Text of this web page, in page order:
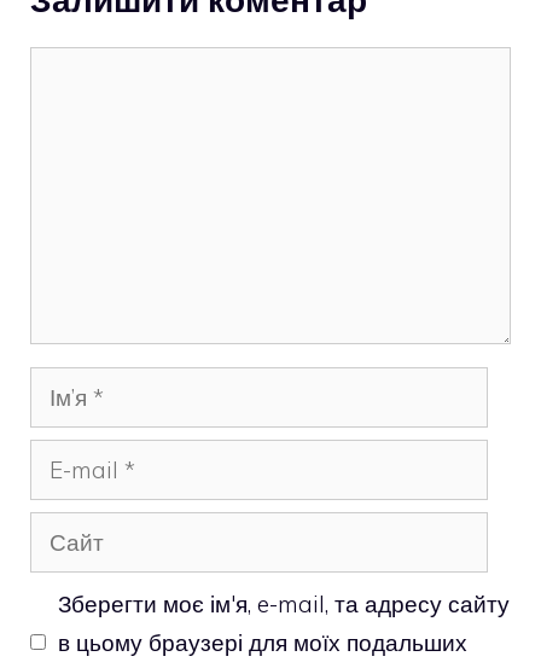
Ім’я
mail
Сайт
Зберегти моє ім'я, e-mail, та адресу сайту
в цьому браузері для моїх подальших